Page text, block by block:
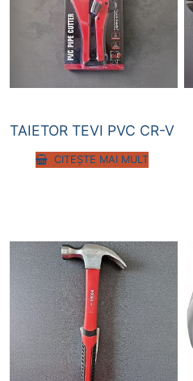
TAIETOR TEVI PVC CR-V
CITEȘTE MAI MULT